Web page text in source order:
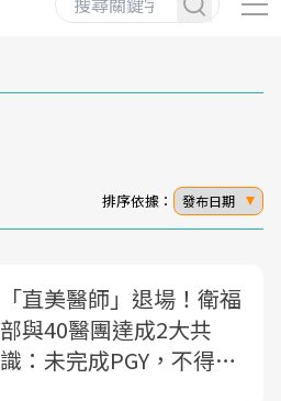
排序依據： 發布日期
「直美醫師」退場！衛福
部與40醫團達成2大共
識：未完成PGY，不得從